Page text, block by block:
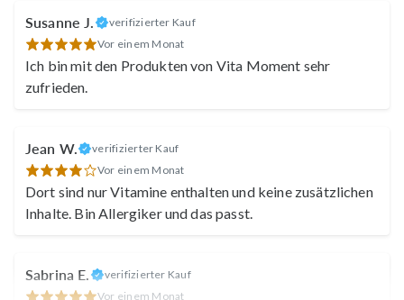
Susanne J.
verifizierter Kauf
Vor einem Monat
Ich bin mit den Produkten von Vita Moment sehr
zufrieden.
Jean W.
verifizierter Kauf
Vor einem Monat
Dort sind nur Vitamine enthalten und keine zusätzlichen
Inhalte. Bin Allergiker und das passt.
Sabrina E.
verifizierter Kauf
Vor einem Monat